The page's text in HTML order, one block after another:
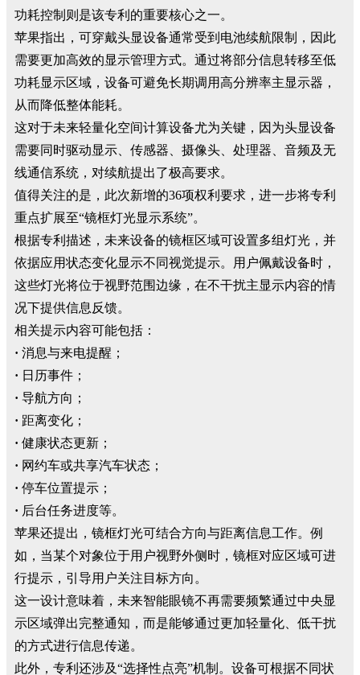
功耗控制则是该专利的重要核心之一。
苹果指出，可穿戴头显设备通常受到电池续航限制，因此
需要更加高效的显示管理方式。通过将部分信息转移至低
功耗显示区域，设备可避免长期调用高分辨率主显示器，
从而降低整体能耗。
这对于未来轻量化空间计算设备尤为关键，因为头显设备
需要同时驱动显示、传感器、摄像头、处理器、音频及无
线通信系统，对续航提出了极高要求。
值得关注的是，此次新增的36项权利要求，进一步将专利
重点扩展至“镜框灯光显示系统”。
根据专利描述，未来设备的镜框区域可设置多组灯光，并
依据应用状态变化显示不同视觉提示。用户佩戴设备时，
这些灯光将位于视野范围边缘，在不干扰主显示内容的情
况下提供信息反馈。
相关提示内容可能包括：
· 消息与来电提醒；
· 日历事件；
· 导航方向；
· 距离变化；
· 健康状态更新；
· 网约车或共享汽车状态；
· 停车位置提示；
· 后台任务进度等。
苹果还提出，镜框灯光可结合方向与距离信息工作。例
如，当某个对象位于用户视野外侧时，镜框对应区域可进
行提示，引导用户关注目标方向。
这一设计意味着，未来智能眼镜不再需要频繁通过中央显
示区域弹出完整通知，而是能够通过更加轻量化、低干扰
的方式进行信息传递。
此外，专利还涉及“选择性点亮”机制。设备可根据不同状